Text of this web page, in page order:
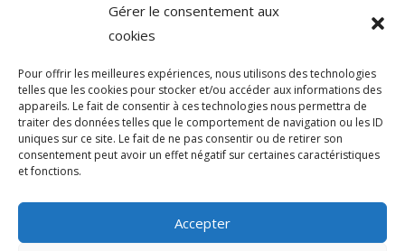
Gérer le consentement aux
cookies
Pour offrir les meilleures expériences, nous utilisons des technologies
telles que les cookies pour stocker et/ou accéder aux informations des
appareils. Le fait de consentir à ces technologies nous permettra de
traiter des données telles que le comportement de navigation ou les ID
uniques sur ce site. Le fait de ne pas consentir ou de retirer son
consentement peut avoir un effet négatif sur certaines caractéristiques
et fonctions.
Accepter
Direction de l'information légale et administrative
comarquage developpé par